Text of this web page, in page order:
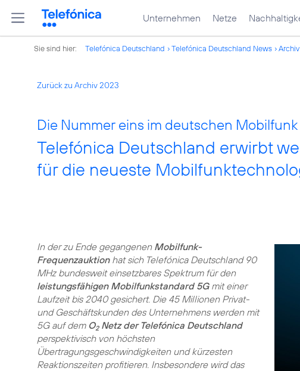
Unternehmen Netze
Sie sind hier: Telefónica Deutschland Telefónica Deutschland News
Zurück zu Archiv 2023
Die Nummer eins im deutschen
Telefónica Deutschland erwirbt
für die neueste
In der zu Ende gegangenen Mobilfunk-
Frequenzauktionhat sich Telefónica Deutschland 90
MHz bundesweit einsetzbares Spektrum für den
leistungsfähigen Mobilfunkstandard 5Gmit einer
Laufzeit bis 2040 gesichert. Die 45 Millionen Privat-
und Geschäftskunden des Unternehmens werden mit
5G auf dem O2Netz der Telefónica Deutschland
perspektivisch von höchsten
Übertragungsgeschwindigkeiten und kürzesten
Reaktionszeiten profitieren. Insbesondere wird das